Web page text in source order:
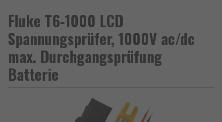
Fluke T6-1000 LCD
Spannungsprüfer, 1000V ac/dc
max. Durchgangsprüfung
Batterie